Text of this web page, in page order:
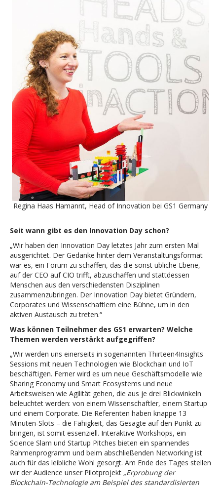
Regina Haas Hamannt, Head of Innovation bei GS1 Germany
Seit wann gibt es den Innovation Day schon?
„Wir haben den Innovation Day letztes Jahr zum ersten Mal
ausgerichtet. Der Gedanke hinter dem Veranstaltungsformat
war es, ein Forum zu schaffen, das die sonst übliche Ebene,
auf der CEO auf CIO trifft, abzuschaffen und stattdessen
Menschen aus den verschiedensten Disziplinen
zusammenzubringen. Der Innovation Day bietet Gründern,
Corporates und Wissenschaftlern eine Bühne, um in den
aktiven Austausch zu treten.“
Was können Teilnehmer des GS1 erwarten? Welche
Themen werden verstärkt aufgegriffen?
„Wir werden uns einerseits in sogenannten Thirteen4Insights
Sessions mit neuen Technologien wie Blockchain und IoT
beschäftigen. Ferner wird es um neue Geschäftsmodelle wie
Sharing Economy und Smart Ecosystems und neue
Arbeitsweisen wie Agilität gehen, die aus je drei Blickwinkeln
beleuchtet werden: von einem Wissenschaftler, einem Startup
und einem Corporate. Die Referenten haben knappe 13
Minuten-Slots – die Fähigkeit, das Gesagte auf den Punkt zu
bringen, ist somit essenziell. Interaktive Workshops, ein
Science Slam und Startup Pitches bieten ein spannendes
Rahmenprogramm und beim abschließenden Networking ist
auch für das leibliche Wohl gesorgt. Am Ende des Tages stellen
wir der Audience unser Pilotprojekt „Erprobung der
Blockchain-Technologie am Beispiel des standardisierten